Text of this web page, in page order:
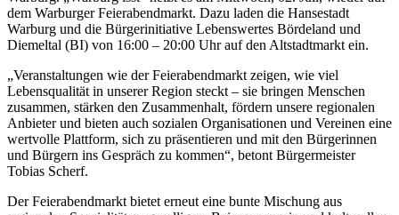
dem Warburger Feierabendmarkt. Dazu laden die Hansestadt
Warburg und die Bürgerinitiative Lebenswertes Bördeland und
Diemeltal (BI) von 16:00 – 20:00 Uhr auf den Altstadtmarkt ein.
„Veranstaltungen wie der Feierabendmarkt zeigen, wie viel
Lebensqualität in unserer Region steckt – sie bringen Menschen
zusammen, stärken den Zusammenhalt, fördern unsere regionalen
Anbieter und bieten auch sozialen Organisationen und Vereinen eine
wertvolle Plattform, sich zu präsentieren und mit den Bürgerinnen
und Bürgern ins Gespräch zu kommen“, betont Bürgermeister
Tobias Scherf.
Der Feierabendmarkt bietet erneut eine bunte Mischung aus